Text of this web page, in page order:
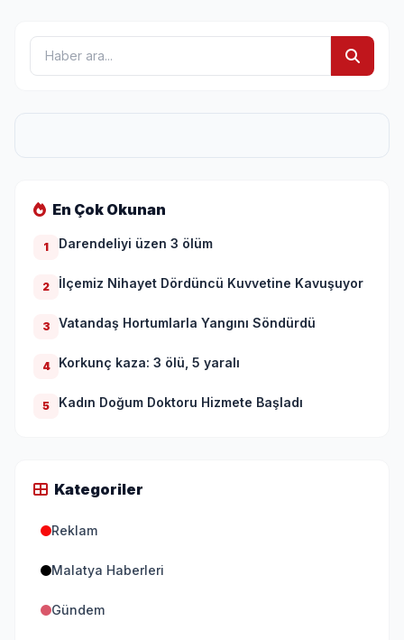
En Çok Okunan
1 Darendeliyi üzen 3 ölüm
2 İlçemiz Nihayet Dördüncü Kuvvetine Kavuşuyor
3 Vatandaş Hortumlarla Yangını Söndürdü
4 Korkunç kaza: 3 ölü, 5 yaralı
5 Kadın Doğum Doktoru Hizmete Başladı
Kategoriler
Reklam
Malatya Haberleri
Gündem